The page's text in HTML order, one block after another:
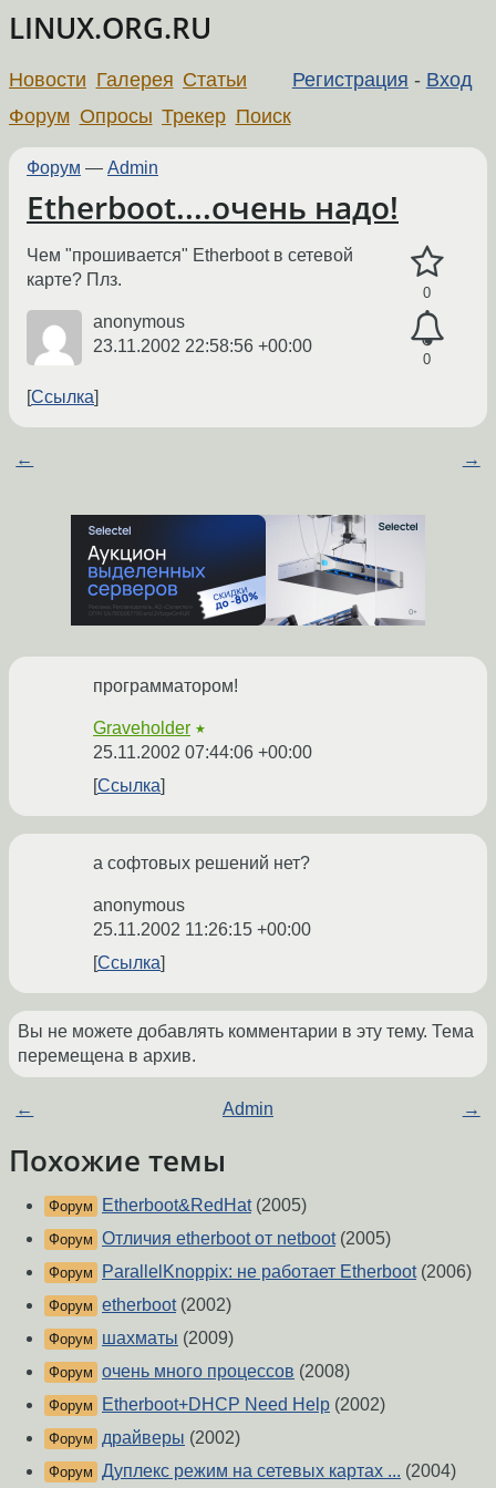
LINUX.ORG.RU
Регистрация - Вход
Новости Галерея Статьи
Форум Опросы Трекер Поиск
Форум — Admin
Etherboot....очень надо!
0
0
Чем "прошивается" Etherboot в сетевой
карте? Плз.
anonymous
23.11.2002 22:58:56 +00:00
Ссылка
← →
программатором!
Graveholder ★
25.11.2002 07:44:06 +00:00
Ссылка
а софтовых решений нет?
anonymous
25.11.2002 11:26:15 +00:00
Ссылка
Вы не можете добавлять комментарии в эту тему. Тема
перемещена в архив.
← Admin →
Похожие темы
Форум Etherboot&RedHat(2005)
Форум Отличия etherboot от netboot(2005)
Форум ParallelKnoppix: не работает Etherboot(2006)
Форум etherboot(2002)
Форум шахматы (2009)
Форум очень много процессов (2008)
Форум Etherboot+DHCP Need Help (2002)
Форум драйверы (2002)
Форум Дуплекс режим на сетевых картах ... (2004)